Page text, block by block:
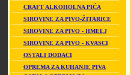
CRAFT ALKOHOLNA PIĆA
SIROVINE ZA PIVO-ŽITARICE
SIROVINE ZA PIVO - HMELJ
SIROVINE ZA PIVO - KVASCI
OSTALI DODACI
OPREMA ZA KUHANJE PIVA